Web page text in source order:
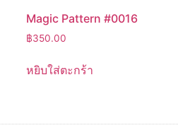
Magic Pattern #0016
฿350.00
หยิบใส่ตะกร้า